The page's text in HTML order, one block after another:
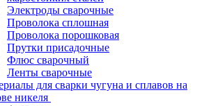
Электроды сварочные
Проволока сплошная
Проволока порошковая
Прутки присадочные
Флюс сварочный
Ленты сварочные
для сварки чугуна и сплавов на
никеля